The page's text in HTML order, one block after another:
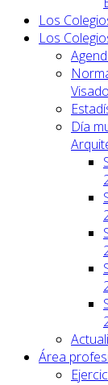
Los
Los
Visado
Día
Área